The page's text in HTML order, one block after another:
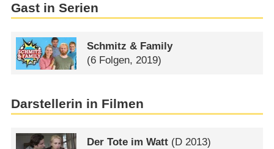
Gast in Serien
Schmitz & Family
(6 Folgen, 2019)
Darstellerin in Filmen
Der Tote im Watt (D 2013)